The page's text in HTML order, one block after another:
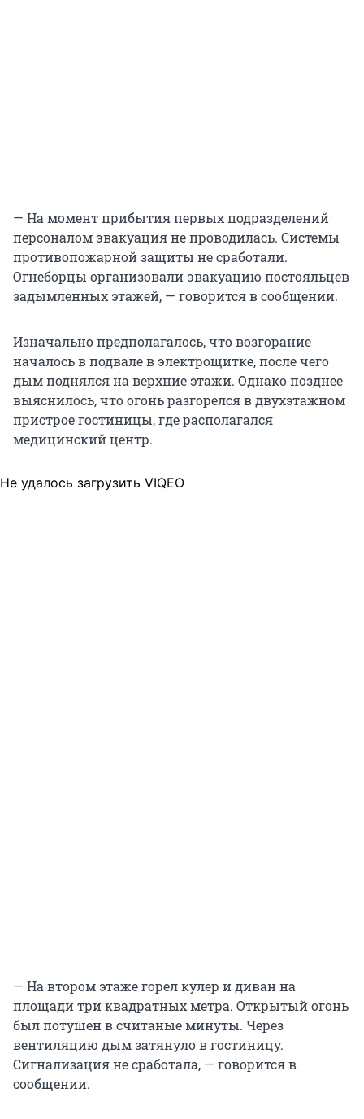
— На момент прибытия первых подразделений
персоналом эвакуация не проводилась. Системы
противопожарной защиты не сработали.
Огнеборцы организовали эвакуацию постояльцев
задымленных этажей, — говорится в сообщении.
Изначально предполагалось, что возгорание
началось в подвале в электрощитке, после чего
дым поднялся на верхние этажи. Однако позднее
выяснилось, что огонь разгорелся в двухэтажном
пристрое гостиницы, где располагался
медицинский центр.
Не удалось загрузить VIQEO
— На втором этаже горел кулер и диван на
площади три квадратных метра. Открытый огонь
был потушен в считаные минуты. Через
вентиляцию дым затянуло в гостиницу.
Сигнализация не сработала, — говорится в
сообщении.